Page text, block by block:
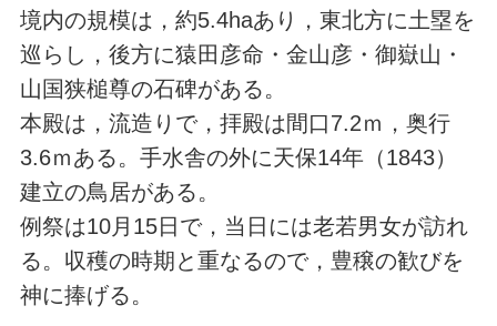
境内の規模は，約5.4haあり，東北方に土塁を
巡らし，後方に猿田彦命・金山彦・御嶽山・
山国狭槌尊の石碑がある。
本殿は，流造りで，拝殿は間口7.2ｍ，奥行
3.6ｍある。手水舎の外に天保14年（1843）
建立の鳥居がある。
例祭は10月15日で，当日には老若男女が訪れ
る。収穫の時期と重なるので，豊穣の歓びを
神に捧げる。